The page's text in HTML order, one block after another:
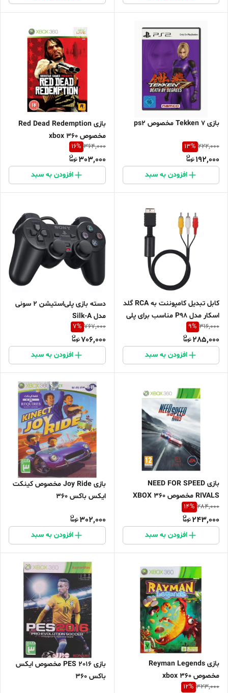
بازی Tekken 7 مخصوص ps2
222,000
13%
192,000
افزودن به سبد
بازی Red Dead Redemption
مخصوص xbox 360
364,000
16%
303,000
افزودن به سبد
کابل تبدیل کامپوننت به RCA گلد
اسکار مدل P98 مناسب برای پلی
استیشن 1و2
316,000
9%
285,000
افزودن به سبد
دسته بازی پلی‌استیشن 2 سونی
مدل Silk-A
767,000
7%
706,000
افزودن به سبد
بازی NEED FOR SPEED
RIVALS مخصوص XBOX 360
284,000
14%
243,000
افزودن به سبد
بازی Joy Ride مخصوص کینکت
ایکس باکس 360
302,000
افزودن به سبد
بازی Reyman Legends
مخصوص xbox 360
323,000
12%
بازی PES 2016 مخصوص ایکس
باکس 360